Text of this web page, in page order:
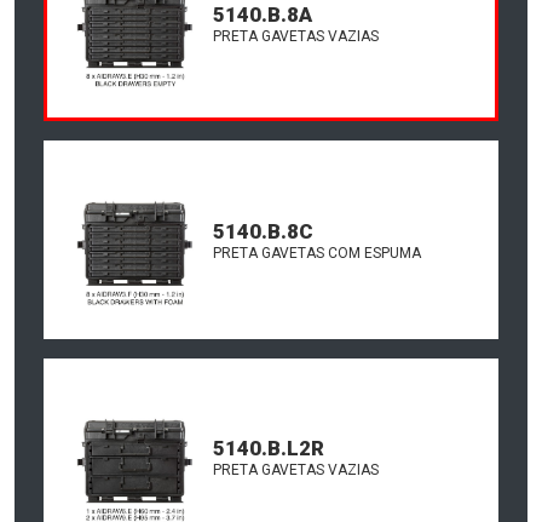
5140.B.8A
PRETA GAVETAS VAZIAS
5140.B.8C
PRETA GAVETAS COM ESPUMA
5140.B.L2R
PRETA GAVETAS VAZIAS